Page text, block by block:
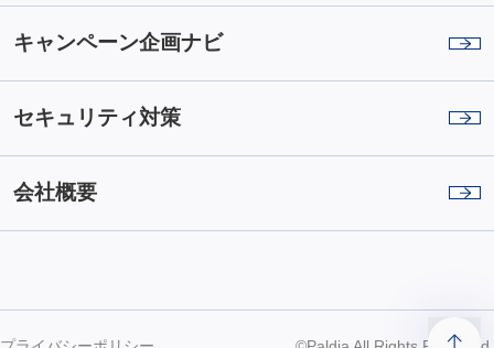
キャンペーン企画ナビ
セキュリティ対策
会社概要